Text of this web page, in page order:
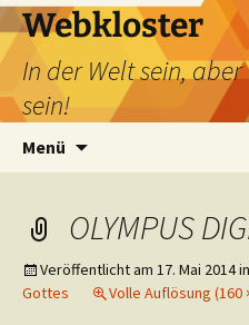
Webkloster
In der Welt sein,
sein!
Menü
OLYMPUS
Veröffentlicht am 17. Mai 2014in
Gottes
Volle Auflösung (160